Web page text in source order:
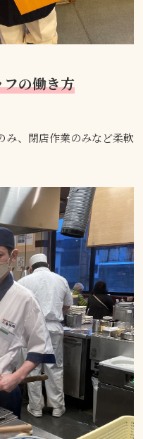
の働き方
み、閉店作業のみなど柔軟